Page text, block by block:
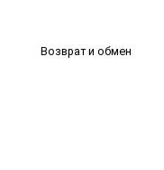
Возврат и обмен